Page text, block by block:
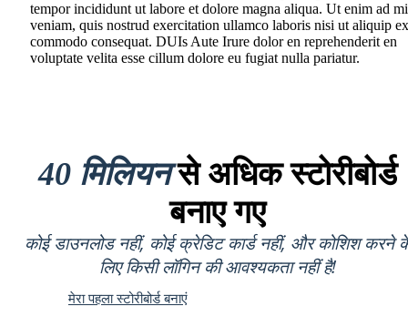
tempor incididunt ut labore et dolore magna aliqua. Ut enim ad
veniam, quis nostrud exercitation ullamco laboris nisi ut aliquip
commodo consequat. DUIs Aute Irure dolor en reprehenderit en
voluptate velita esse cillum dolore eu fugiat nulla pariatur.
40 मिलियनसे अधिक स्टोरीबोर्ड
बनाए गए
कोई डाउनलोड नहीं, कोई क्रेडिट कार्ड नहीं, और कोशिश करने
लिए किसी लॉगिन की आवश्यकता नहीं है!
मेरा पहला स्टोरीबोर्ड बनाएं